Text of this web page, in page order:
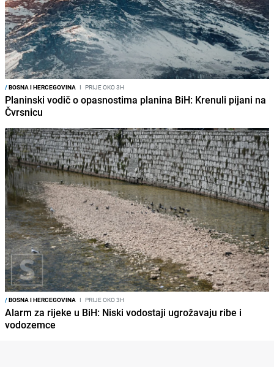
/BOSNA I HERCEGOVINA I PRIJE OKO 3H
Planinski vodič o opasnostima planina BiH: Krenuli pijani na
Čvrsnicu
/BOSNA I HERCEGOVINA I PRIJE OKO 3H
Alarm za rijeke u BiH: Niski vodostaji ugrožavaju ribe i
vodozemce